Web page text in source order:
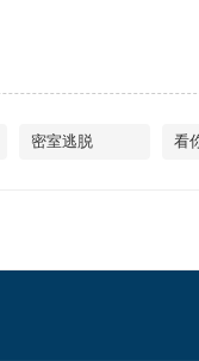
密室逃脱 看